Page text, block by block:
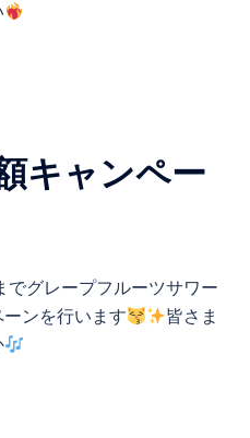
キャンペー
グレープフルーツサワー
ンを行います
皆さま